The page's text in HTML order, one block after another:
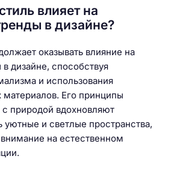
влияет на
в дизайне?
оказывать влияние на
дизайне, способствуя
и использования
материалов. Его принципы
природой вдохновляют
уютные и светлые пространства,
на естественном